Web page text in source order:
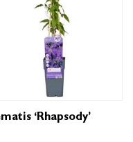
‘Rhapsody’